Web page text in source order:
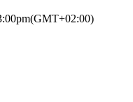
(GMT+02:00)